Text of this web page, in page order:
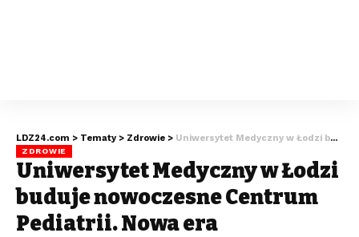
LDZ24.com > Tematy > Zdrowie > Uniwersytet Medyczny w Łodzi buduje nowoczesne Centrum Pediatrii. Nowa era kształcenia dzięki funduszom z KPO
ZDROWIE
Uniwersytet Medyczny w Łodzi
buduje nowoczesne Centrum
Pediatrii. Nowa era